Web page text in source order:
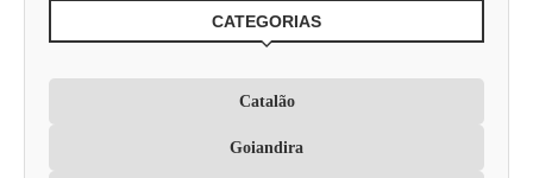
CATEGORIAS
Catalão
Goiandira